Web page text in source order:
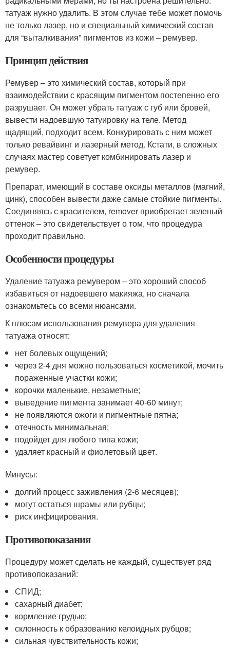
татуаж нужно удалить. В этом случае тебе может помочь
не только лазер, но и специальный химический состав
для “выталкивания” пигментов из кожи – ремувер.
Принцип действия
Ремувер – это химический состав, который при
взаимодействии с красящим пигментом постепенно его
разрушает. Он может убрать татуаж с губ или бровей,
вывести надоевшую татуировку на теле. Метод
щадящий, подходит всем. Конкурировать с ним может
только ревайвинг и лазерный метод. Кстати, в сложных
случаях мастер советует комбинировать лазер и
ремувер.
Препарат, имеющий в составе оксиды металлов (магний,
цинк), способен вывести даже самые стойкие пигменты.
Соединяясь с красителем, remover приобретает зеленый
оттенок – это свидетельствует о том, что процедура
проходит правильно.
Особенности процедуры
Удаление татуажа ремувером – это хороший способ
избавиться от надоевшего макияжа, но сначала
ознакомьтесь со всеми нюансами.
К плюсам использования ремувера для удаления
татуажа относят:
нет болевых ощущений;
через 2-4 дня можно пользоваться косметикой, мочить
пораженные участки кожи;
корочки маленькие, незаметные;
выведение пигмента занимает 40-60 минут;
не появляются ожоги и пигментные пятна;
отечность минимальная;
подойдет для любого типа кожи;
удаляет красный и фиолетовый цвет.
Минусы:
долгий процесс заживления (2-6 месяцев);
могут остаться шрамы или рубцы;
риск инфицирования.
Противопоказания
Процедуру может сделать не каждый, существует ряд
противопоказаний:
СПИД;
сахарный диабет;
кормление грудью;
склонность к образованию келоидных рубцов;
сильная чувствительность кожи;